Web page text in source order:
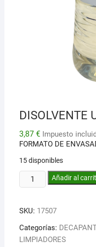
DISOLVENTE
3,87 € Impuesto
FORMATO DE
15 disponibles
DISOLVENTE
UNIVERSAL
LT
cantidad
Añadir al
SKU: 17507
Categorías:
LIMPIADORES